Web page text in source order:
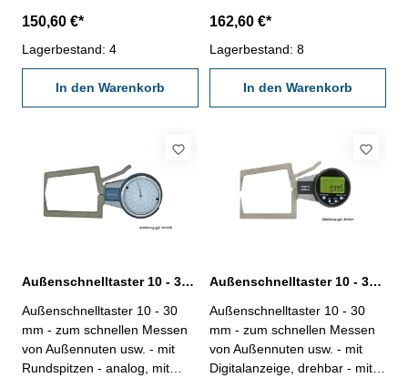
mm - im Behältnis / Kasten
Messbereich: 0 - 20 mm
150,60 €*
Lagerbestand: 4
In den Warenkorb
mm - im Behältnis / Kasten
Abb. Aussen-
Schnellmesstaster mit
Ablesung 0,01 mm
Messbereich: 0 - 20 mm
162,60 €*
Lagerbestand: 8
In den Warenkorb
Außenschnelltaster 10 - 30 mm analog
Außenschnelltaster 10 - 30
mm - zum schnellen Messen
von Außennuten usw. - mit
Rundspitzen - analog, mit
Außenschnelltaster 10 - 30 mm digital
Außenschnelltaster 10 - 30
mm - zum schnellen Messen
von Außennuten usw. - mit
Digitalanzeige, drehbar - mit